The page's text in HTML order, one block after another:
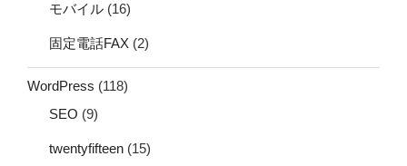
モバイル (16)
固定電話FAX (2)
WordPress (118)
SEO (9)
twentyfifteen (15)